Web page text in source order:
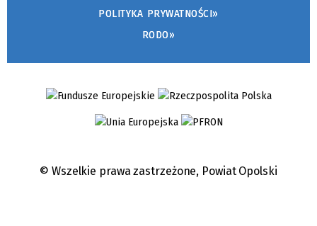
POLITYKA PRYWATNOŚCI»
RODO»
© Wszelkie prawa zastrzeżone, Powiat Opolski